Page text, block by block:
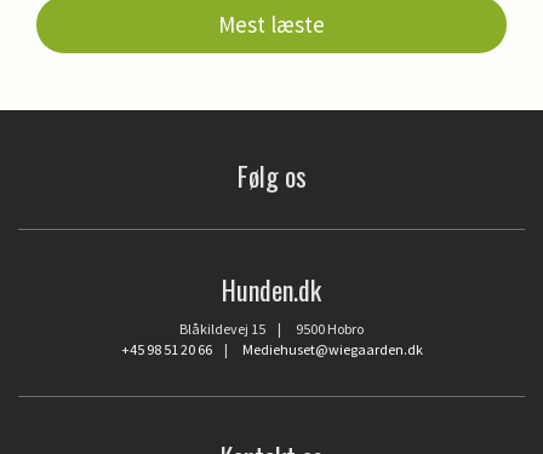
Mest læste
Følg os
Hunden.dk
Blåkildevej 15 | 9500 Hobro
+45 98 51 20 66| Mediehuset@wiegaarden.dk